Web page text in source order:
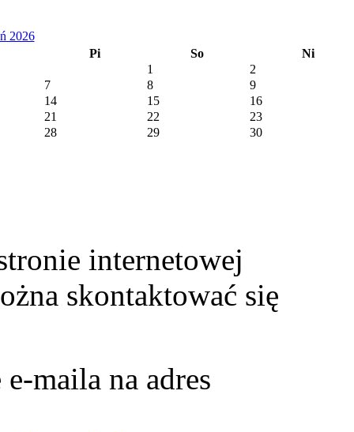
2026
Pi
So
Ni
1
2
7
8
9
14
15
16
21
22
23
28
29 30
internetowej
skontaktować się
maila na adres